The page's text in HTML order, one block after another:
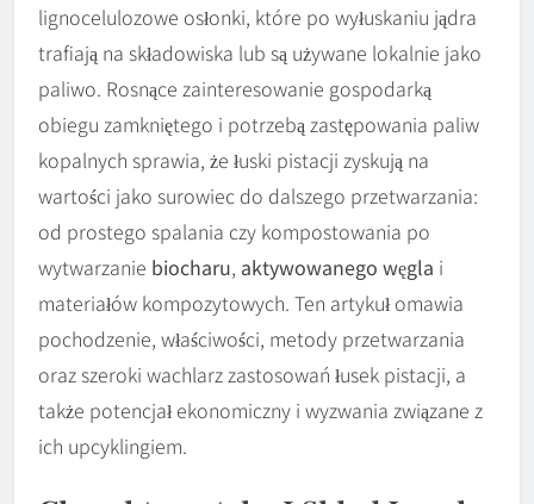
lignocelulozowe osłonki, które po wyłuskaniu jądra
trafiają na składowiska lub są używane lokalnie jako
paliwo. Rosnące zainteresowanie gospodarką
obiegu zamkniętego i potrzebą zastępowania paliw
kopalnych sprawia, że łuski pistacji zyskują na
wartości jako surowiec do dalszego przetwarzania:
od prostego spalania czy kompostowania po
wytwarzanie biocharu, aktywowanego węgla i
materiałów kompozytowych. Ten artykuł omawia
pochodzenie, właściwości, metody przetwarzania
oraz szeroki wachlarz zastosowań łusek pistacji, a
także potencjał ekonomiczny i wyzwania związane z
ich upcyklingiem.